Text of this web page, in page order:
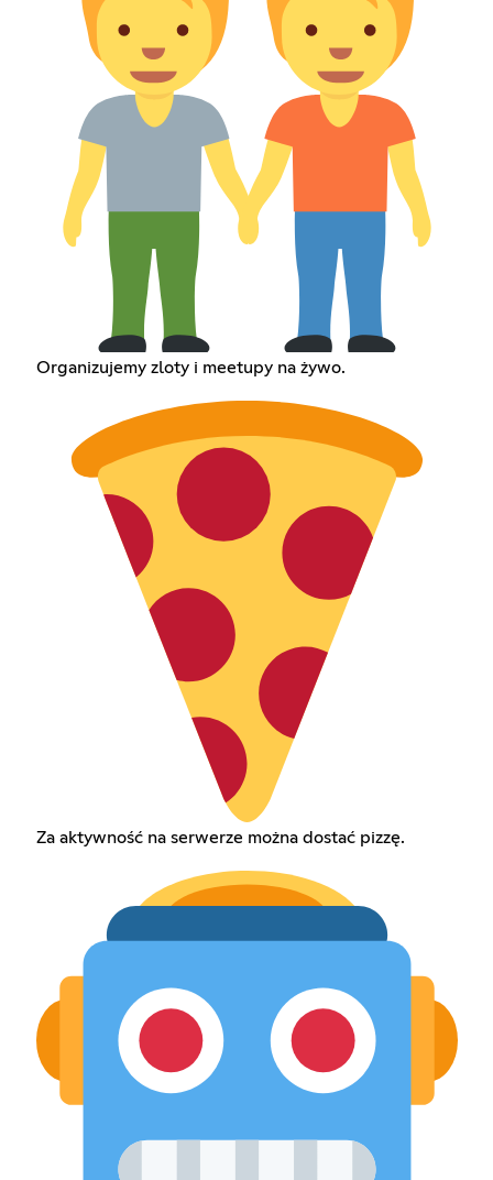
Organizujemy zloty i meetupy na żywo.
Za aktywność na serwerze można dostać pizzę.